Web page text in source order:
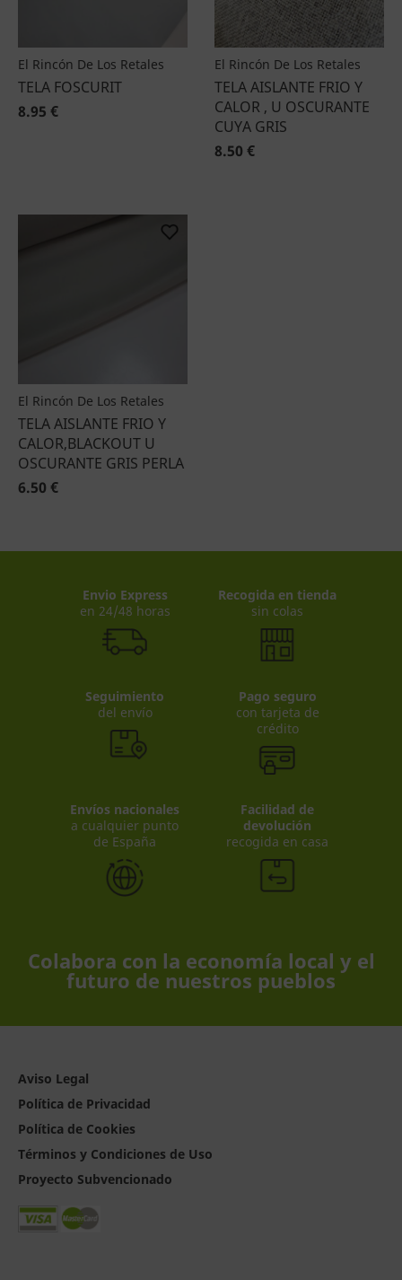
El Rincón De Los Retales
TELA FOSCURIT
8.95 €
El Rincón De Los Retales
TELA AISLANTE FRIO Y
CALOR , U OSCURANTE
CUYA GRIS
8.50 €
El Rincón De Los Retales
TELA AISLANTE FRIO Y
CALOR,BLACKOUT U
OSCURANTE GRIS PERLA
6.50 €
Envio Express
en 24/48 horas
Recogida en tienda
sin colas
Seguimiento
del envío
Pago seguro
con tarjeta de
crédito
Envíos nacionales
a cualquier punto
de España
Facilidad de
devolución
recogida en casa
Colabora con la economía local y el
futuro de nuestros pueblos
Aviso Legal
Política de Privacidad
Política de Cookies
Términos y Condiciones de Uso
Proyecto Subvencionado